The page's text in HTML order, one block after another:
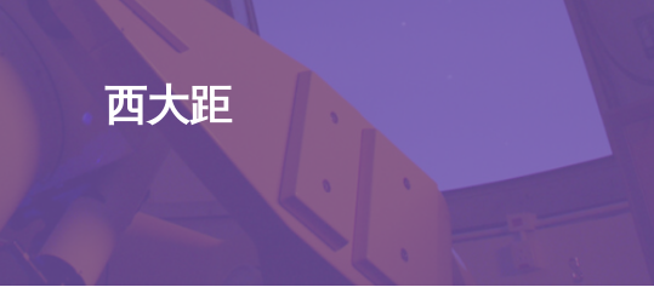
西大距